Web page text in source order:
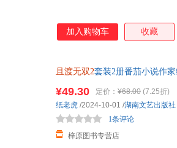
加入购物车 收藏
且渡无双2套装2册番茄小说作
¥49.30 定价： ¥68.00 (7.25折)
梓原图书专营店
1条评论
纸老虎 /2024-10-01 /湖南文艺出版社